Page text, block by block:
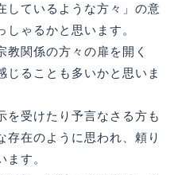
しているような方々」の意
しゃるかと思います。
教関係の方々の扉を開く
じることも多いかと思いま
を受けたり予言なさる方も
存在のように思われ、頼り
す。